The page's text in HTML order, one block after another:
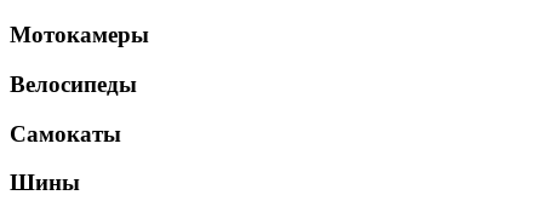
Мотокамеры
Велосипеды
Самокаты
Шины